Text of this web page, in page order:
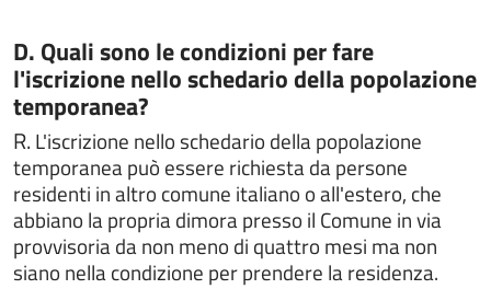
Chiedere l'autorizzazione alla esumazione,
estumulazione o traslazione
Chiedere la cittadinanza italiana
Chiedere la concessione di spazi comunali per
attività culturali o sportive
Chiedere la concessione, il rinnovo e/o la rinuncia di
loculo od ossario
Chiedere la concessione, il rinnovo e/o la rinuncia di
Categoria:
D. Quali sono le condizioni per fare
l'iscrizione nello schedario della popolazione
temporanea?
R. L'iscrizione nello schedario della popolazione
temporanea può essere richiesta da persone
residenti in altro comune italiano o all'estero, che
abbiano la propria dimora presso il Comune in via
provvisoria da non meno di quattro mesi ma non
siano nella condizione per prendere la residenza.